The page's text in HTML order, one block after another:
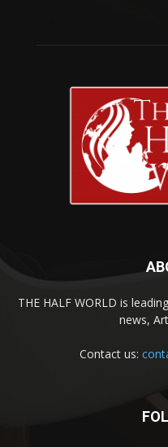
THE HALF WORLD is
news,
Contact us: